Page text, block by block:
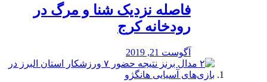
️فاصله نزدیک شنا و مرگ در
رودخانه کرج
آگوست 21, 2019